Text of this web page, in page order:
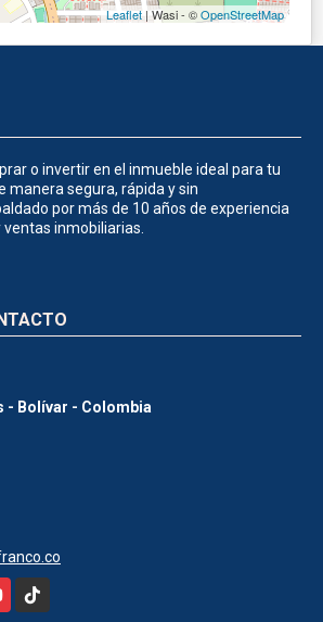
Leaflet | Wasi - ©OpenStreetMap
o invertir en el inmueble ideal para tu
manera segura, rápida y sin
por más de 10 años de experiencia
inmobiliarias.
- Bolívar - Colombia
TikTok